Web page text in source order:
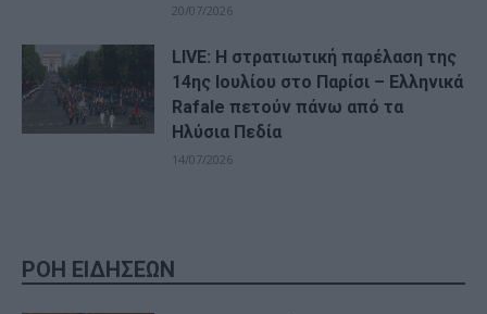
20/07/2026
LIVE: Η στρατιωτική παρέλαση της
14ης Ιουλίου στο Παρίσι – Ελληνικά
Rafale πετούν πάνω από τα
Ηλύσια Πεδία
14/07/2026
ΡΟΗ ΕΙΔΗΣΕΩΝ